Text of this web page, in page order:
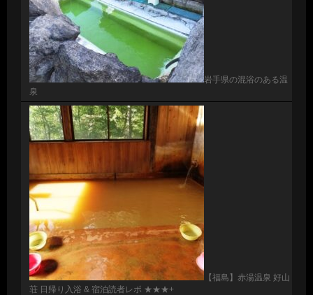
岩手県の混浴のある温
泉
【福島】赤湯温泉 好山
荘 日帰り入浴 & 宿泊読者レポ ★★★+